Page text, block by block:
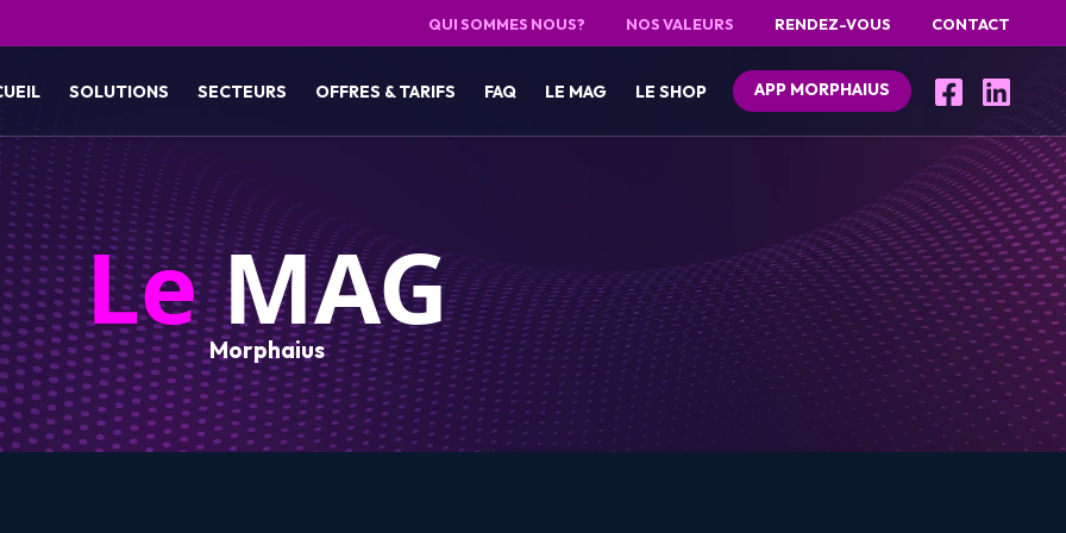
QUI SOMMES NOUS? NOS VALEURS RENDEZ-VOUS CONTACT
SOLUTIONS SECTEURS OFFRES & TARIFS FAQ LE MAG LE SHOP APP MORPHAIUS
LeMAG
Morphaius